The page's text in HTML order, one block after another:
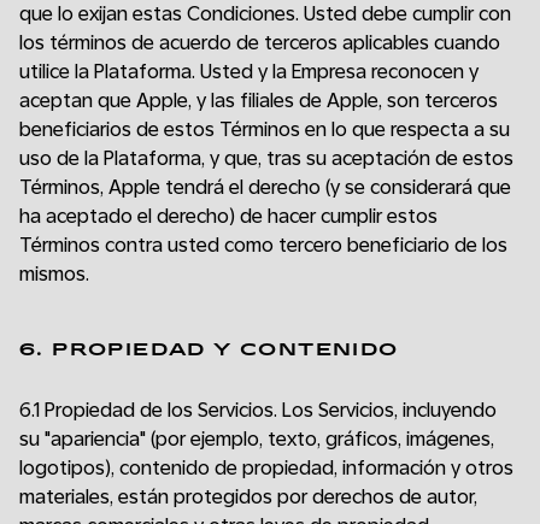
que lo exijan estas Condiciones. Usted debe cumplir con
los términos de acuerdo de terceros aplicables cuando
utilice la Plataforma. Usted y la Empresa reconocen y
aceptan que Apple, y las filiales de Apple, son terceros
beneficiarios de estos Términos en lo que respecta a su
uso de la Plataforma, y que, tras su aceptación de estos
Términos, Apple tendrá el derecho (y se considerará que
ha aceptado el derecho) de hacer cumplir estos
Términos contra usted como tercero beneficiario de los
mismos.
6. PROPIEDAD Y CONTENIDO
6.1 Propiedad de los Servicios. Los Servicios, incluyendo
su "apariencia" (por ejemplo, texto, gráficos, imágenes,
logotipos), contenido de propiedad, información y otros
materiales, están protegidos por derechos de autor,